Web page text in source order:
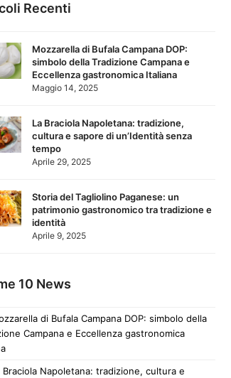
Recenti
Mozzarella di Bufala Campana DOP:
simbolo della Tradizione Campana e
Eccellenza gastronomica Italiana
Maggio 14, 2025
La Braciola Napoletana: tradizione,
cultura e sapore di un’Identità senza
tempo
Aprile 29, 2025
Storia del Tagliolino Paganese: un
patrimonio gastronomico tra tradizione e
identità
Aprile 9, 2025
10 News
di Bufala Campana DOP: simbolo della
Campana e Eccellenza gastronomica
Braciola Napoletana: tradizione, cultura e